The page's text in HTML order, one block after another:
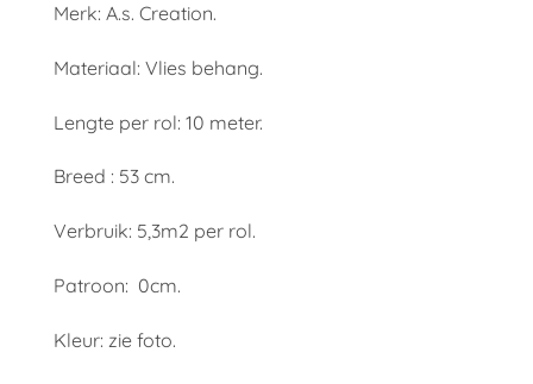
Merk: A.s. Creation.
Materiaal: Vlies behang.
Lengte per rol: 10 meter.
Breed : 53 cm.
Verbruik: 5,3m2 per rol.
Patroon: 0cm.
Kleur: zie foto.